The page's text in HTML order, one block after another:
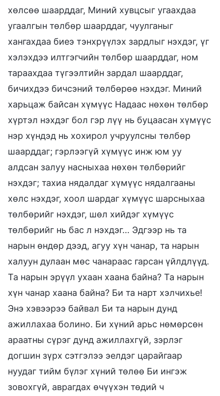
хөлсөө шаарддаг, Миний хувцсыг угаахдаа
угаалгын төлбөр шаарддаг, чуулганыг
хангахдаа биеэ тэнхрүүлэх зардлыг нэхдэг, үг
хэлэхдээ илтгэгчийн төлбөр шаарддаг, ном
тараахдаа түгээлтийн зардал шаарддаг,
бичихдээ бичсэний төлбөрөө нэхдэг. Миний
харьцаж байсан хүмүүс Надаас нөхөн төлбөр
хүртэл нэхдэг бол гэр лүү нь буцаасан хүмүүс
нэр хүндэд нь хохирол учруулсны төлбөр
шаарддаг; гэрлээгүй хүмүүс инж юм уу
алдсан залуу насныхаа нөхөн төлбөрийг
нэхдэг; тахиа нядалдаг хүмүүс нядалгааны
хөлс нэхдэг, хоол шардаг хүмүүс шарсныхаа
төлбөрийг нэхдэг, шөл хийдэг хүмүүс
төлбөрийг нь бас л нэхдэг… Эдгээр нь та
нарын өндөр дээд, агуу хүн чанар, та нарын
халуун дулаан мөс чанараас гарсан үйлдлүүд.
Та нарын эрүүл ухаан хаана байна? Та нарын
хүн чанар хаана байна? Би та нарт хэлчихье!
Энэ хэвээрээ байвал Би та нарын дунд
ажиллахаа болино. Би хүний арьс нөмөрсөн
араатны сүрэг дунд ажиллахгүй, зэрлэг
догшин зүрх сэтгэлээ эелдэг царайгаар
нуудаг тийм бүлэг хүний төлөө Би ингэж
зовохгүй, аврагдах өчүүхэн төдий ч